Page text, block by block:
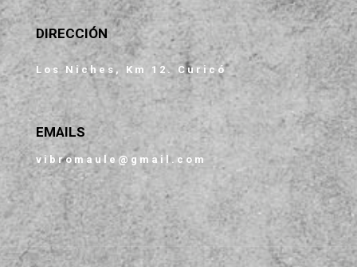
DIRECCIÓN
Los Niches, Km 12. Curicó
EMAILS
vibromaule@gmail.com